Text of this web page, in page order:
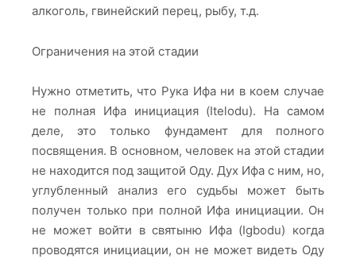
алкоголь, гвинейский перец, рыбу, т.д.
Ограничения на этой стадии
Нужно отметить, что Рука Ифа ни в коем случае
не полная Ифа инициация (Itelodu). На самом
деле, это только фундамент для полного
посвящения. В основном, человек на этой стадии
не находится под защитой Оду. Дух Ифа с ним, но,
углубленный анализ его судьбы может быть
получен только при полной Ифа инициации. Он
не может войти в святыню Ифа (Igbodu) когда
проводятся инициации, он не может видеть Оду